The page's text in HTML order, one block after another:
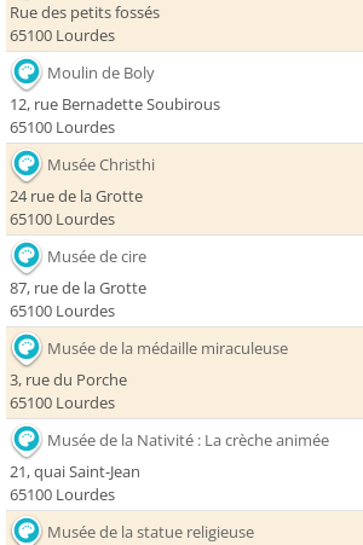
Rue des petits fossés
65100 Lourdes
Moulin de Boly
12, rue Bernadette Soubirous
65100 Lourdes
Musée Christhi
24 rue de la Grotte
65100 Lourdes
Musée de cire
87, rue de la Grotte
65100 Lourdes
Musée de la médaille miraculeuse
3, rue du Porche
65100 Lourdes
Musée de la Nativité : La crèche animée
21, quai Saint-Jean
65100 Lourdes
Musée de la statue religieuse